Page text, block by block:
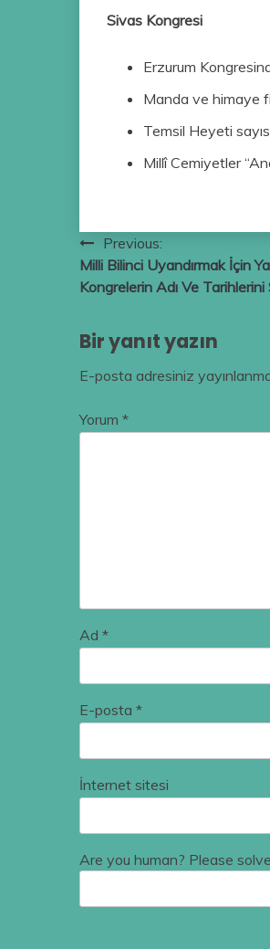
Sivas Kongresi
Erzurum
Manda ve himaye
Temsil Heyeti
Millî Cemiyetler
Yazı
gezinmesi
Previous:
Milli Bilinci Uyandırmak İçin
Kongrelerin Adı Ve Tarihlerini
Bir yanıt yazın
E-posta adresiniz
Yorum *
Ad *
E-posta *
İnternet sitesi
Are you human? Please